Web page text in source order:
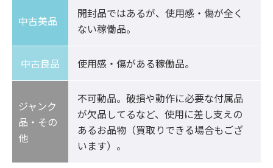
開封品ではあるが、使用感・傷が全く
ない稼働品。
中古良品 使用感・傷がある稼働品。
ジャンク
品・その
他
不可動品。破損や動作に必要な付属品
が欠品してるなど、使用に差し支えの
あるお品物（買取りできる場合もござ
います）。